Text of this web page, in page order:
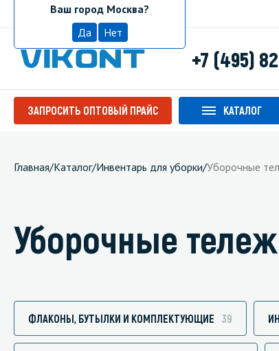
МоскваВаш город Москва?
Да
Нет
+7 (495)
ЗАПРОСИТЬ ОПТОВЫЙ ПРАЙС КАТАЛОГ
Главная/Каталог/Инвентарь для уборки/Уборочные
Уборочные
ФЛАКОНЫ, БУТЫЛКИ И КОМПЛЕКТУЮЩИЕ 39